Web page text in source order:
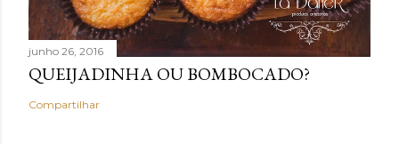
junho 26, 2016
QUEIJADINHA OU BOMBOCADO?
Compartilhar